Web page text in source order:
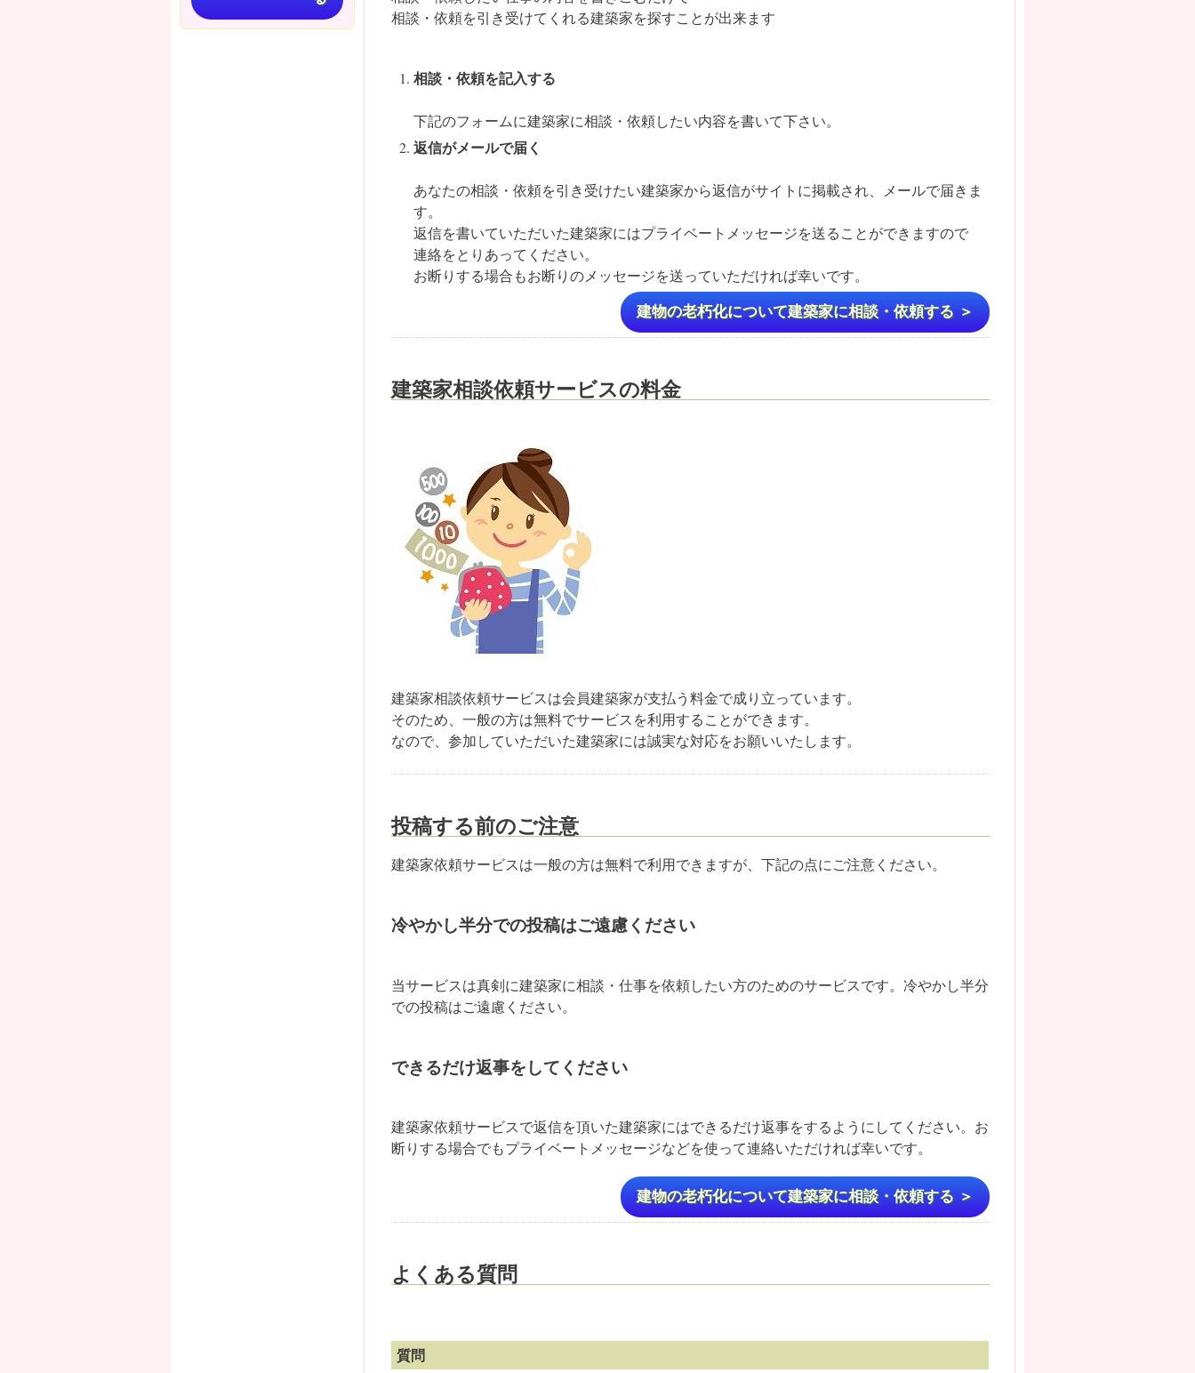
相談・依頼を引き受けてくれる建築家を探すことが出来ます
相談・依頼を記入する
下記のフォームに建築家に相談・依頼したい内容を書いて下さい。
返信がメールで届く
あなたの相談・依頼を引き受けたい建築家から返信がサイトに掲載され、メールで届きま
す。
返信を書いていただいた建築家にはプライベートメッセージを送ることができますので
連絡をとりあってください。
お断りする場合もお断りのメッセージを送っていただければ幸いです。
建物の老朽化について建築家に相談・依頼する ＞
建築家相談依頼サービスの料金
建築家相談依頼サービスは会員建築家が支払う料金で成り立っています。
そのため、一般の方は無料でサービスを利用することができます。
なので、参加していただいた建築家には誠実な対応をお願いいたします。
投稿する前のご注意
建築家依頼サービスは一般の方は無料で利用できますが、下記の点にご注意ください。
冷やかし半分での投稿はご遠慮ください
当サービスは真剣に建築家に相談・仕事を依頼したい方のためのサービスです。冷やかし半分
での投稿はご遠慮ください。
できるだけ返事をしてください
建築家依頼サービスで返信を頂いた建築家にはできるだけ返事をするようにしてください。お
断りする場合でもプライベートメッセージなどを使って連絡いただければ幸いです。
建物の老朽化について建築家に相談・依頼する ＞
よくある質問
質問